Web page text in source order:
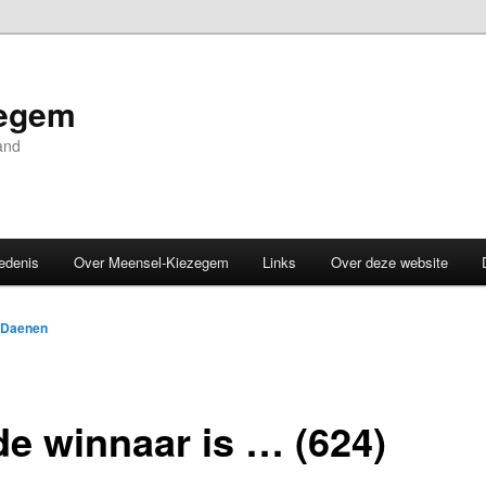
Over Meensel-Kiezegem Links Over deze website
winnaar is … (624)